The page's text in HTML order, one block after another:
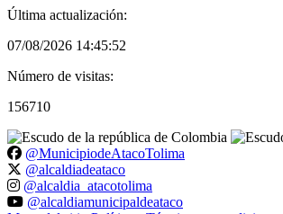
Última actualización:
07/08/2026 14:45:52
Número de visitas:
156710
@MunicipiodeAtacoTolima
@alcaldiadeataco
@alcaldia_atacotolima
@alcaldiamunicipaldeataco